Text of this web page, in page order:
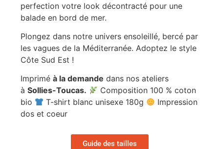
perfection votre look décontracté pour une
balade en bord de mer.
Plongez dans notre univers ensoleillé, bercé par
les vagues de la Méditerranée. Adoptez le style
Côte Sud Est !
Imprimé à la demande dans nos ateliers
à Sollies-Toucas.
Composition 100 % coton
bio
T-shirt blanc unisexe 180g
Impression
dos et coeur
Guide des tailles